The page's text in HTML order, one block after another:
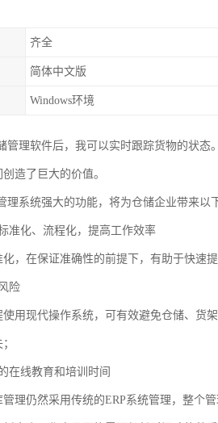
齐全
简体中文版
Windows环境
管理软件后，我可以实时跟踪货物的状
造了巨大的价值。
理系统强大的功能，将为仓储企业带来以
准化、流程化，提高工作效率
，在保证准确性的前提下，有助于快速
险
用现代操作系统，可有效避免仓储、货
在线教育和培训时间
理仍然采用传统的ERP系统管理，整个